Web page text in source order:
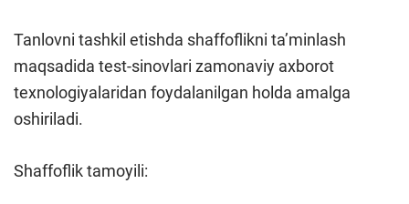
Tanlovni tashkil etishda shaffoflikni taʼminlash
maqsadida test-sinovlari zamonaviy axborot
texnologiyalaridan foydalanilgan holda amalga
oshiriladi.
Shaffoflik tamoyili: